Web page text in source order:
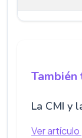
La CMI y
Ver artículo